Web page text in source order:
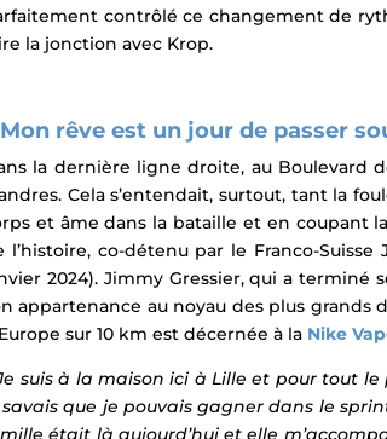
contrôlé ce changement de
la jonction avec Krop.
rêve est un jour de passer
la dernière ligne droite, au Boulevard
Cela s’entendait, surtout, tant la
et âme dans la bataille et en coupant
l’histoire, co-détenu par le Franco-Suisse
2024). Jimmy Gressier, qui a
appartenance au noyau des plus
sur 10 km est décernée à la Nike
suis à la maison ici à Lille et pour tout
que je pouvais gagner dans le
était là aujourd’hui et elle